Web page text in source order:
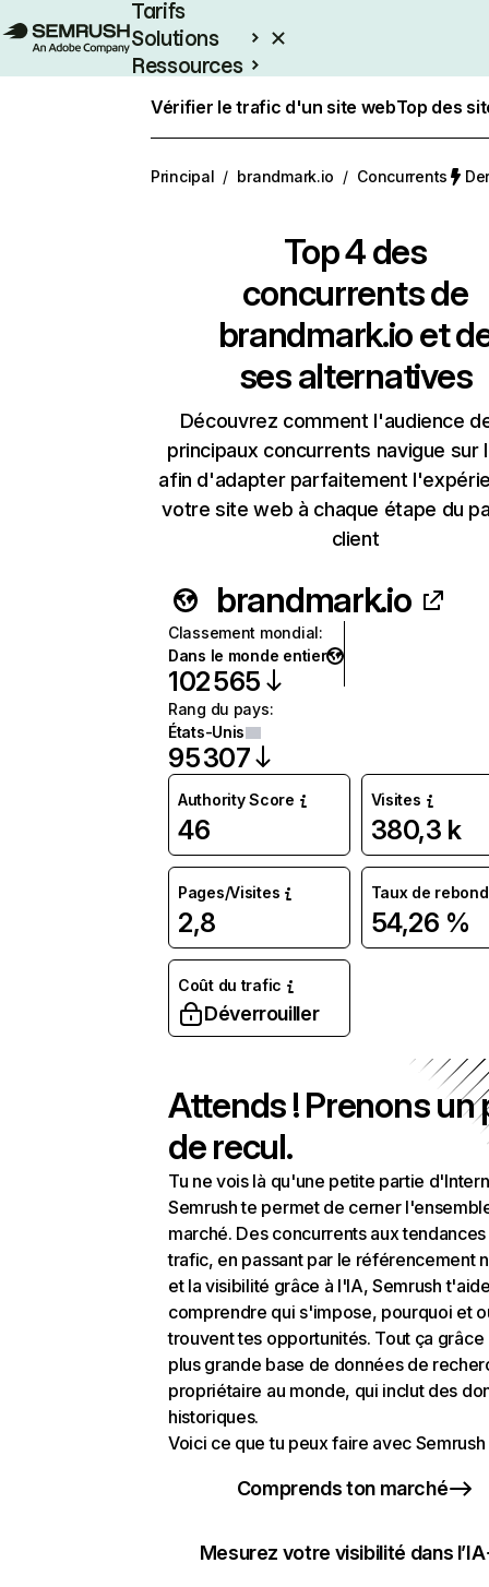
Tarifs
Solutions
Ressources
Vérifier le trafic d'un site webTop des
Principal / brandmark.io / Concurrents
Top 4 des
concurrents de
brandmark.io et
ses alternatives
Découvrez comment l'audience
principaux concurrents navigue sur
afin d'adapter parfaitement
votre site web à chaque étape du
client
brandmark.io
Classement mondial:
Dans le monde entier
102 565
Rang du pays:
États-Unis
95 307
Authority Score
46
Visites
380,3 k
Pages/Visites
2,8
Taux de rebond
54,26 %
Coût du trafic
Déverrouiller
Attends ! Prenons un
de recul.
Tu ne vois là qu'une petite partie
Semrush te permet de cerner
marché. Des concurrents aux
trafic, en passant par le référencement
et la visibilité grâce à l'IA, Semrush
comprendre qui s'impose, pourquoi et
trouvent tes opportunités. Tout ça grâce
plus grande base de données de
propriétaire au monde, qui inclut des
historiques.
Voici ce que tu peux faire avec Semrush
Comprends ton marché
Mesurez votre visibilité dans l’IA